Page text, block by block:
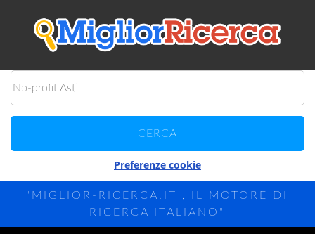
Preferenze cookie
"MIGLIOR-RICERCA.IT , IL MOTORE DI
RICERCA ITALIANO"